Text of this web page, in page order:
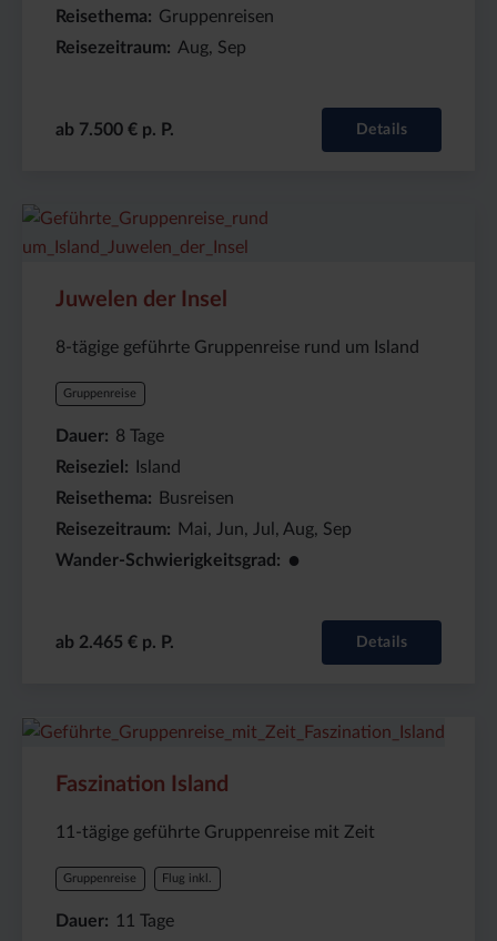
Reisethema
Gruppenreisen
Reisezeitraum
Aug, Sep
ab 7.500 € p. P. Details
Juwelen der Insel
8-tägige geführte Gruppenreise rund um Island
Gruppenreise
Dauer 8 Tage
Reiseziel
Island
Reisethema
Busreisen
Reisezeitraum
Mai, Jun, Jul, Aug, Sep
Wander-Schwierigkeitsgrad
●
ab 2.465 € p. P. Details
Preis
(ab):
Dauer:
8
Reiseziel
Island
Faszination Island
11-tägige geführte Gruppenreise mit Zeit
Gruppenreise Flug inkl.
Dauer 11 Tage
Preis
3125€
Dauer:
Reiseziel